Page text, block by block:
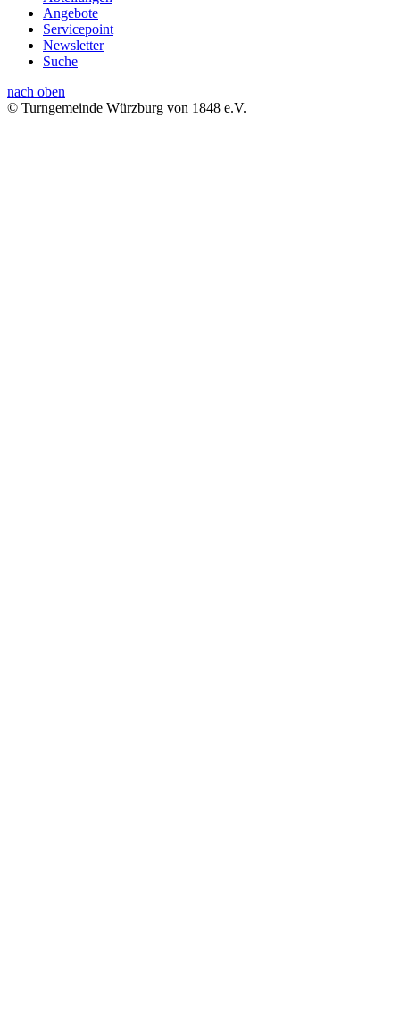
Angebote
Servicepoint
Newsletter
Suche
nach oben
© Turngemeinde Würzburg von 1848 e.V.